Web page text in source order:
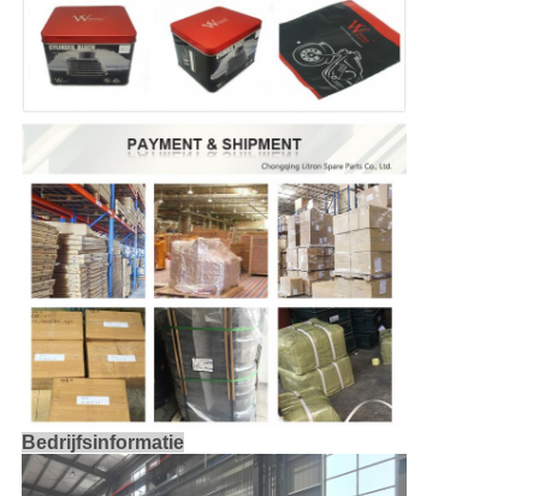
Bedrijfsinformatie